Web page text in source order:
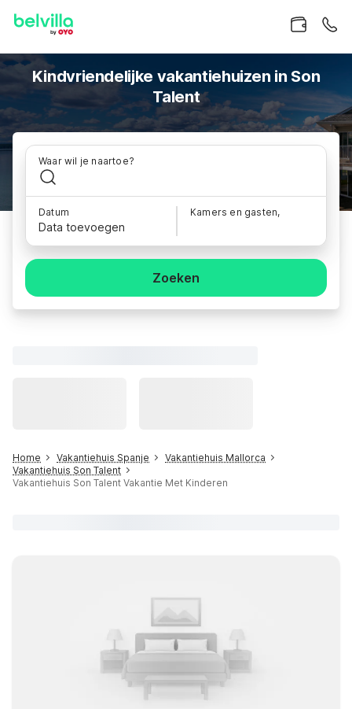
Kindvriendelijke vakantiehuizen in Son
Talent
Waar wil je naartoe?
Datum
Data toevoegen
Kamers en gasten,
Zoeken
Home Vakantiehuis Spanje
Vakantiehuis Mallorca
Vakantiehuis Son Talent
Vakantiehuis Son Talent Vakantie Met Kinderen